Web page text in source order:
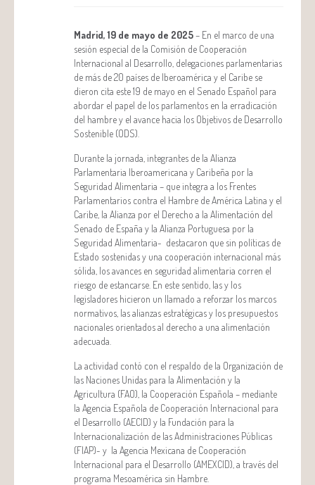
Madrid, 19 de mayo de 2025– En el marco de una
sesión especial de la Comisión de Cooperación
Internacional al Desarrollo, delegaciones parlamentarias
de más de 20 países de Iberoamérica y el Caribe se
dieron cita este 19 de mayo en el Senado Español para
abordar el papel de los parlamentos en la erradicación
del hambre y el avance hacia los Objetivos de Desarrollo
Sostenible (ODS).
Durante la jornada, integrantes de la Alianza
Parlamentaria Iberoamericana y Caribeña por la
Seguridad Alimentaria – que integra a los Frentes
Parlamentarios contra el Hambre de América Latina y el
Caribe, la Alianza por el Derecho a la Alimentación del
Senado de España y la Alianza Portuguesa por la
Seguridad Alimentaria- destacaron que sin políticas de
Estado sostenidas y una cooperación internacional más
sólida, los avances en seguridad alimentaria corren el
riesgo de estancarse. En este sentido, las y los
legisladores hicieron un llamado a reforzar los marcos
normativos, las alianzas estratégicas y los presupuestos
nacionales orientados al derecho a una alimentación
adecuada.
La actividad contó con el respaldo de la Organización de
las Naciones Unidas para la Alimentación y la
Agricultura (FAO), la Cooperación Española – mediante
la Agencia Española de Cooperación Internacional para
el Desarrollo (AECID) y la Fundación para la
Internacionalización de las Administraciones Públicas
(FIAP)- y la Agencia Mexicana de Cooperación
Internacional para el Desarrollo (AMEXCID), a través del
programa Mesoamérica sin Hambre.